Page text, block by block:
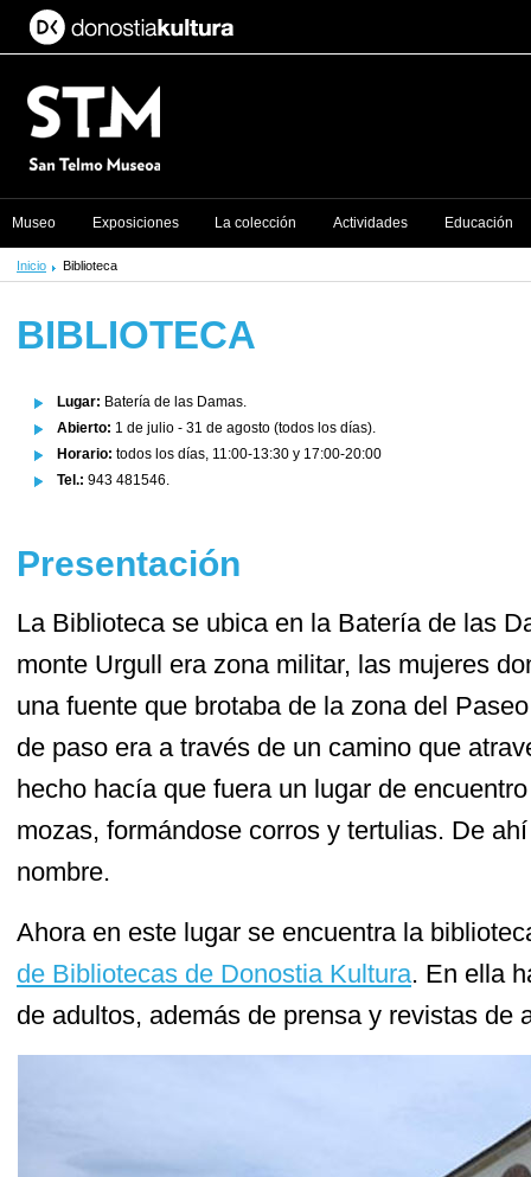
Inicio Biblioteca
BIBLIOTECA
Lugar: Batería de las Damas.
Abierto: 1 de julio - 31 de agosto (todos los días).
Horario: todos los días, 11:00-13:30 y 17:00-20:00
Tel.: 943 481546.
Presentación
La Biblioteca se ubica en la Batería de las
monte Urgull era zona militar, las mujeres
una fuente que brotaba de la zona del
de paso era a través de un camino que
hecho hacía que fuera un lugar de encuentro
mozas, formándose corros y tertulias. De
nombre.
Ahora en este lugar se encuentra la
de Bibliotecas de Donostia Kultura. En ella
de adultos, además de prensa y revistas de
Museo Exposiciones La colección Actividades Educación